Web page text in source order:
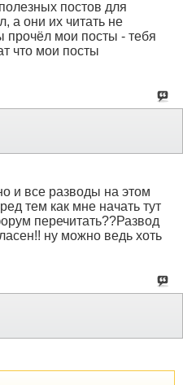
постов для
а они их читать не
прочёл мои посты - тебя
что мои посты
и все разводы на этом
тем как мне начать тут
перечитать??Развод
ну можно ведь хоть